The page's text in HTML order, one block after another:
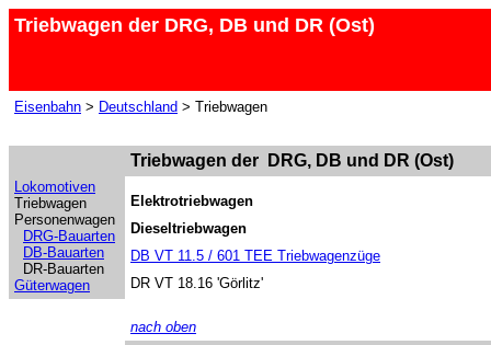
Triebwagen der DRG, DB und DR (Ost)
Eisenbahn > Deutschland > Triebwagen
Lokomotiven
Triebwagen
Personenwagen
DRG-Bauarten
DB-Bauarten
DR-Bauarten
Güterwagen
Triebwagen der DRG, DB und DR (Ost)
Elektrotriebwagen
Dieseltriebwagen
DB VT 11.5 / 601 TEE Triebwagenzüge
DR VT 18.16 'Görlitz'
nach oben